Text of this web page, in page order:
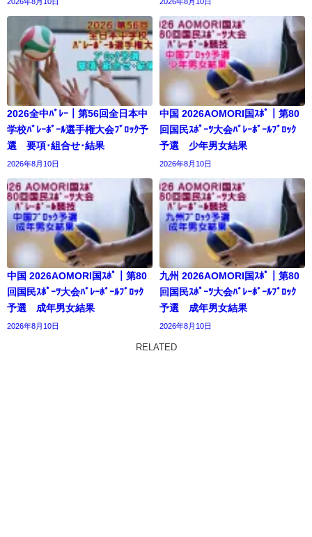
2026全中ﾊﾞﾚｰ｜第56回全日本中
学校ﾊﾞﾚｰﾎﾞｰﾙ選手権大会ﾌﾞﾛｯｸ予
選 要項･組合せ･結果
2026年8月10日
中国 2026AOMORI国ｽﾎﾟ｜第80
回国民ｽﾎﾟｰﾂ大会ﾊﾞﾚｰﾎﾞｰﾙﾌﾞﾛｯｸ
予選 少年男女結果
2026年8月10日
中国 2026AOMORI国ｽﾎﾟ｜第80
回国民ｽﾎﾟｰﾂ大会ﾊﾞﾚｰﾎﾞｰﾙﾌﾞﾛｯｸ
予選 成年男女結果
2026年8月10日
九州 2026AOMORI国ｽﾎﾟ｜第80
回国民ｽﾎﾟｰﾂ大会ﾊﾞﾚｰﾎﾞｰﾙﾌﾞﾛｯｸ
予選 成年男女結果
2026年8月10日
RELATED